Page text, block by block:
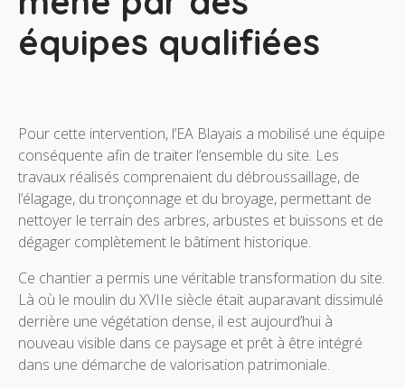
équipes qualifiées
Pour cette intervention, l’EA Blayais a mobilisé une équipe
conséquente afin de traiter l’ensemble du site. Les
travaux réalisés comprenaient du débroussaillage, de
l’élagage, du tronçonnage et du broyage, permettant de
nettoyer le terrain des arbres, arbustes et buissons et de
dégager complètement le bâtiment historique.
Ce chantier a permis une véritable transformation du site.
Là où le moulin du XVIIe siècle était auparavant dissimulé
derrière une végétation dense, il est aujourd’hui à
nouveau visible dans ce paysage et prêt à être intégré
dans une démarche de valorisation patrimoniale.